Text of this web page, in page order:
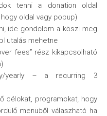
tenni a donation oldal
oldal vagy popup)
ide gondolom a köszi meg
utalás mehetne
fees” rész kikapcsolható
yearly – a recurring 3
célokat, programokat, hogy
menüből válaszható ha